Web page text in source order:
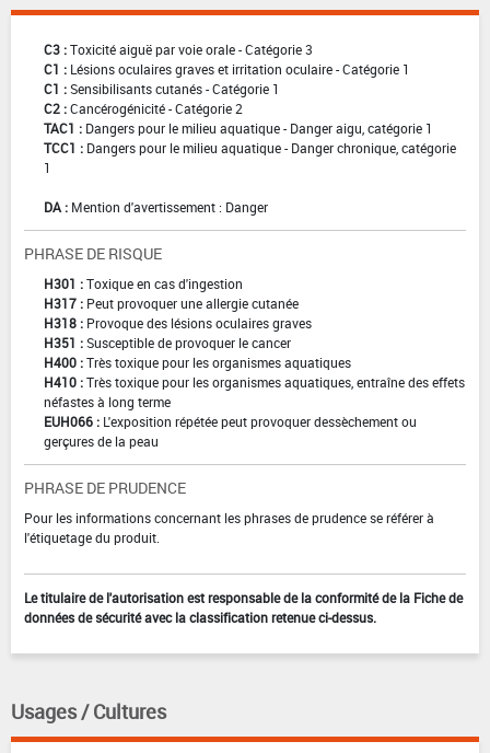
C3 :Toxicité aiguë par voie orale - Catégorie 3
C1 : Lésions oculaires graves et irritation oculaire - Catégorie 1
C1 :Sensibilisants cutanés - Catégorie 1
C2 :Cancérogénicité - Catégorie 2
TAC1 : Dangers pour le milieu aquatique - Danger aigu, catégorie 1
TCC1 : Dangers pour le milieu aquatique - Danger chronique, catégorie
1
DA : Mention d'avertissement : Danger
PHRASE DE RISQUE
H301 :Toxique en cas d'ingestion
H317 : Peut provoquer une allergie cutanée
H318 : Provoque des lésions oculaires graves
H351 :Susceptible de provoquer le cancer
H400 :Très toxique pour les organismes aquatiques
H410 :Très toxique pour les organismes aquatiques, entraîne des effets
néfastes à long terme
EUH066 : L'exposition répétée peut provoquer dessèchement ou
gerçures de la peau
PHRASE DE PRUDENCE
Pour les informations concernant les phrases de prudence se référer à
l'étiquetage du produit.
Le titulaire de l'autorisation est responsable de la conformité de la Fiche de
données de sécurité avec la classification retenue ci-dessus.
Usages / Cultures